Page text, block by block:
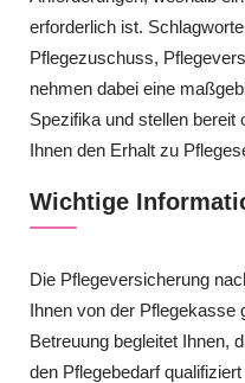
erforderlich ist.
Pflegezuschuss,
nehmen dabei eine
Spezifika und stellen bereit
Ihnen den Erhalt zu
Wichtige
Die Pflegeversicherung
Ihnen von der Pflegekasse
Betreuung begleitet Ihnen,
den Pflegebedarf